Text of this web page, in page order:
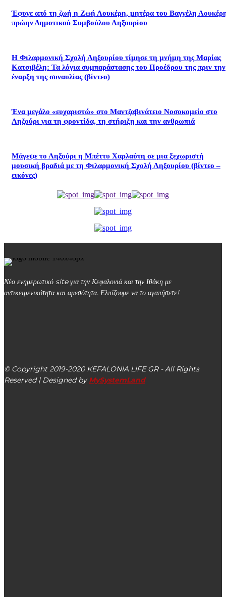
Έφυγε από τη ζωή η Ζωή Λουκέρη, μητέρα του Βαγγέλη
πρώην Δημοτικού Συμβούλου Ληξουρίου
Η Φιλαρμονική Σχολή Ληξουρίου τίμησε τη μνήμη της Μαρίας
Κατσιβέλη: Τα λόγια συμπαράστασης του Προέδρου της πριν την
έναρξη της συναυλίας (βίντεο)
Ένα μεγάλο «ευχαριστώ» στο Μαντζαβινάτειο Νοσοκομείο στο
Ληξούρι για τη φροντίδα, τη στήριξη και την ανθρωπιά
Μάγεψε το Ληξούρι η Μπέττυ Χαρλαύτη σε μια ξεχωριστή
μουσική βραδιά με τη Φιλαρμονική Σχολή Ληξουρίου (βίντεο –
εικόνες)
Νέο ενημερωτικό site για την Κεφαλονιά και την Ιθάκη με
αντικειμενικότητα και αμεσότητα. Ελπίζουμε να το αγαπήσετε!
© Copyright 2019-2020 KEFALONIA LIFE GR - All Rights
Reserved | Designed by MySystemLand